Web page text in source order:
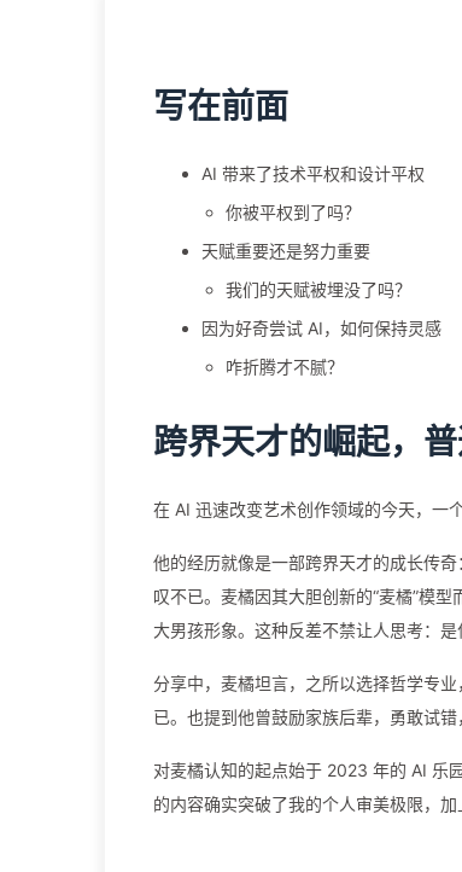
写在前面
AI 带来了技术平权和设计平权
你被平权到了吗？
天赋重要还是努力重要
我们的天赋被埋没了吗？
因为好奇尝试 AI，如何保持灵感
咋折腾才不腻？
跨界天才的崛起，
在 AI 迅速改变艺术创作领域的今天，一
他的经历就像是一部跨界天才的成长传
叹不已。麦橘因其大胆创新的“麦橘”模
大男孩形象。这种反差不禁让人思考：
分享中，麦橘坦言，之所以选择哲学专
已。也提到他曾鼓励家族后辈，勇敢试错
对麦橘认知的起点始于 2023 年的 AI 乐
的内容确实突破了我的个人审美极限，